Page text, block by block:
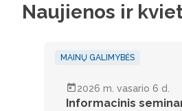
Naujienos ir
MAINŲ GALIMYBĖS
Informacinis
2026 m. vasario 6 d.